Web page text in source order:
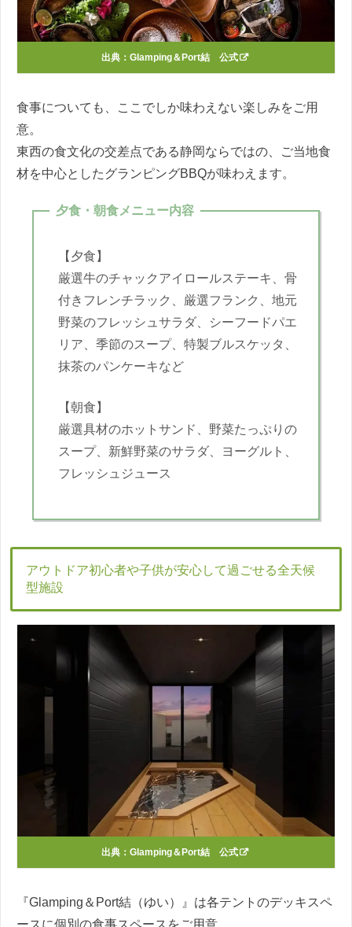
出典： Glamping＆Port結 公式
食事についても、ここでしか味わえない楽しみをご用
意。
東西の食文化の交差点である静岡ならではの、ご当地食
材を中心としたグランピングBBQが味わえます。
夕食・朝食メニュー内容
【夕食】
厳選牛のチャックアイロールステーキ、骨
付きフレンチラック、厳選フランク、地元
野菜のフレッシュサラダ、シーフードパエ
リア、季節のスープ、特製ブルスケッタ、
抹茶のパンケーキなど
【朝食】
厳選具材のホットサンド、野菜たっぷりの
スープ、新鮮野菜のサラダ、ヨーグルト、
フレッシュジュース
アウトドア初心者や子供が安心して過ごせる全天候
型施設
出典： Glamping＆Port結 公式
『Glamping＆Port結（ゆい）』は各テントのデッキスペ